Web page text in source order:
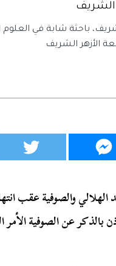
باحثة شابة في العلوم
الأزهر الشريف
والصوفية عقب
عن الصوفية الأمر